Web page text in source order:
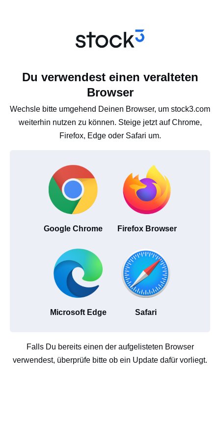
Du verwendest einen veralteten
Browser
Wechsle bitte umgehend Deinen Browser, um stock3.com
weiterhin nutzen zu können. Steige jetzt auf Chrome,
Firefox, Edge oder Safari um.
Google Chrome Firefox Browser
Microsoft Edge Safari
Falls Du bereits einen der aufgelisteten Browser
verwendest, überprüfe bitte ob ein Update dafür vorliegt.